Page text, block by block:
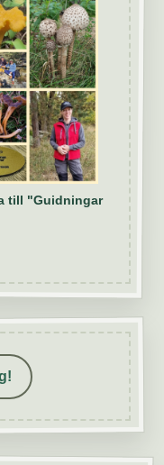
till "Guidningar